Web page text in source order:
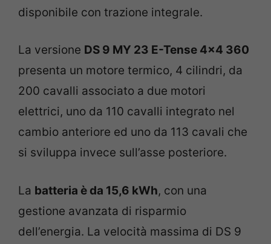
disponibile con trazione integrale.
La versione DS 9 MY 23 E-Tense 4×4 360
presenta un motore termico, 4 cilindri, da
200 cavalli associato a due motori
elettrici, uno da 110 cavalli integrato nel
cambio anteriore ed uno da 113 cavali che
si sviluppa invece sull’asse posteriore.
La batteria è da 15,6 kWh, con una
gestione avanzata di risparmio
dell’energia. La velocità massima di DS 9